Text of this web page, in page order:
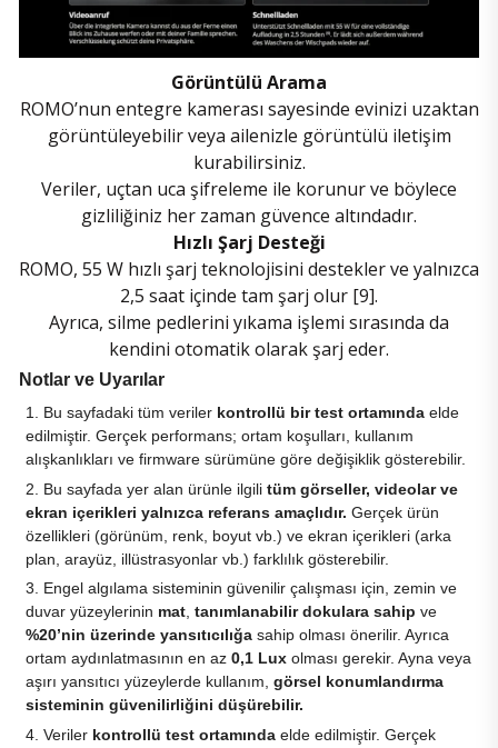
Görüntülü Arama
ROMO’nun entegre kamerası sayesinde evinizi uzaktan
görüntüleyebilir veya ailenizle görüntülü iletişim
kurabilirsiniz.
Veriler, uçtan uca şifreleme ile korunur ve böylece
gizliliğiniz her zaman güvence altındadır.
Hızlı Şarj Desteği
ROMO, 55 W hızlı şarj teknolojisini destekler ve yalnızca
2,5 saat içinde tam şarj olur [9].
Ayrıca, silme pedlerini yıkama işlemi sırasında da
kendini otomatik olarak şarj eder.
Notlar ve Uyarılar
Bu sayfadaki tüm veriler kontrollü bir test ortamındaelde
edilmiştir. Gerçek performans; ortam koşulları, kullanım
alışkanlıkları ve firmware sürümüne göre değişiklik gösterebilir.
Bu sayfada yer alan ürünle ilgili tüm görseller, videolar ve
ekran içerikleri yalnızca referans amaçlıdır. Gerçek ürün
özellikleri (görünüm, renk, boyut vb.) ve ekran içerikleri (arka
plan, arayüz, illüstrasyonlar vb.) farklılık gösterebilir.
Engel algılama sisteminin güvenilir çalışması için, zemin ve
duvar yüzeylerinin mat, tanımlanabilir dokulara sahip ve
%20’nin üzerinde yansıtıcılığasahip olması önerilir. Ayrıca
ortam aydınlatmasının en az 0,1 Luxolması gerekir. Ayna veya
aşırı yansıtıcı yüzeylerde kullanım, görsel konumlandırma
sisteminin güvenilirliğini düşürebilir.
Veriler kontrollü test ortamındaelde edilmiştir. Gerçek